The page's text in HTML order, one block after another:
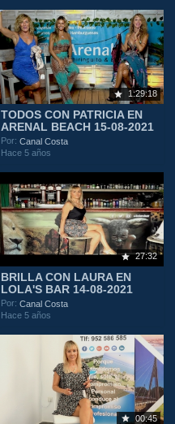
1:29:18
TODOS CON PATRICIA EN
ARENAL BEACH 15-08-2021
Por:Canal Costa
Hace 5 años
27:32
BRILLA CON LAURA EN
LOLA'S BAR 14-08-2021
Por:Canal Costa
Hace 5 años
00:45